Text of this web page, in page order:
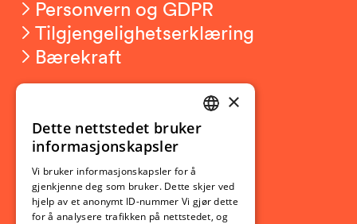
Personvern og GDPR
Tilgjengelighetserklæring
Bærekraft
Ny student
Utveksling
Opptak
Lov- og regelverk
NORWEGIAN
×
Dette nettstedet bruker
informasjonskapsler
Vi bruker informasjonskapsler for å
gjenkjenne deg som bruker. Dette skjer ved
hjelp av et anonymt ID-nummer Vi gjør dette
for å analysere trafikken på nettstedet, og